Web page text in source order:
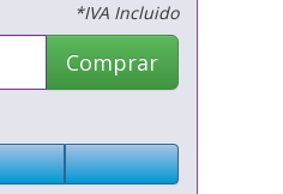
*IVA Incluido
Comprar